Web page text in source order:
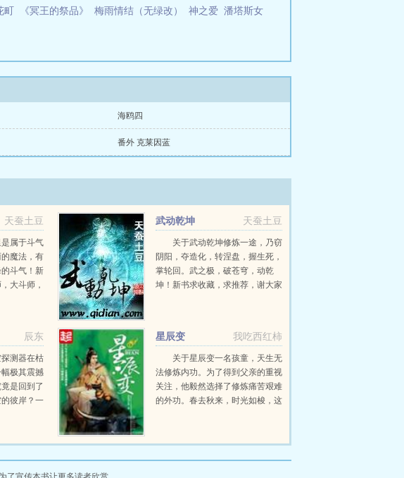
《冥王的祭品》 梅雨情结（无绿改） 神之爱 潘塔斯女
海鸥四
番外 克莱因蓝
天蚕土豆
属于斗气
魔法，有
斗气！新
大斗师，
天蚕土豆
武动乾坤
关于武动乾坤修炼一途，乃窃
阴阳，夺造化，转涅盘，握生死，
掌轮回。武之极，破苍穹，动乾
坤！新书求收藏，求推荐，谢大家
辰东
测器在枯
极其震撼
是回到了
彼岸？一
止境登天
我吃西红柿
星辰变
关于星辰变一名孩童，天生无
法修炼内功。为了得到父亲的重视
关注，他毅然选择了修炼痛苦艰难
的外功。春去秋来，时光如梭，这
的神秘晶石流星泪。这颗流星泪在